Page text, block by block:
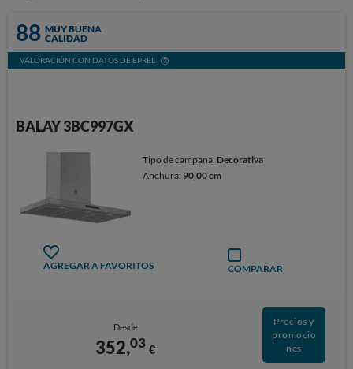
88 MUY BUENA
CALIDAD
VALORACIÓN CON DATOS DE EPREL
BALAY 3BC997GX
Tipo de campana: Decorativa
Anchura: 90,00 cm
AGREGAR A FAVORITOS COMPARAR
Desde
352,03 €
Precios y
promocio
nes